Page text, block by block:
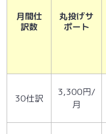
月間仕
訳数
丸投げサ
ポート
30仕訳
3,300円/
月